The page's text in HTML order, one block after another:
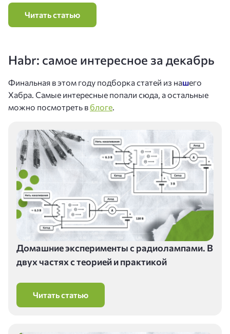
Читать статью
Habr: самое интересное за декабрь
Финальная в этом году подборка статей из нашего
Хабра. Самые интересные попали сюда, а остальные
можно посмотреть в блоге.
Домашние эксперименты с радиолампами. В
двух частях с теорией и практикой
Читать статью